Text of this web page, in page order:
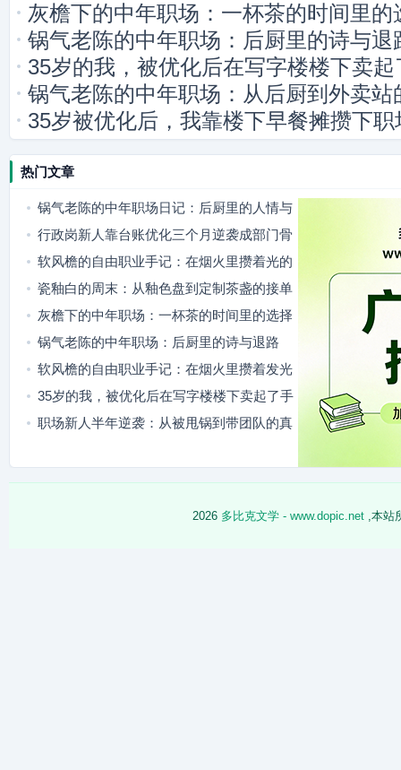
灰檐下的中年职场：一杯茶的时间里的
锅气老陈的中年职场：后厨里的诗与退
35岁的我，被优化后在写字楼楼下卖
锅气老陈的中年职场：从后厨到外卖站
35岁被优化后，我靠楼下早餐摊攒下职
热门文章
锅气老陈的中年职场日记：后厨里的人情与
选择
行政岗新人靠台账优化三个月逆袭成部门骨
干
软风檐的自由职业手记：在烟火里攒着光的
斜杠日常
瓷釉白的周末：从釉色盘到定制茶盏的接单
日常
灰檐下的中年职场：一杯茶的时间里的选择
锅气老陈的中年职场：后厨里的诗与退路
软风檐的自由职业手记：在烟火里攒着发光
的小日子
35岁的我，被优化后在写字楼楼下卖起了手
工酱菜
职场新人半年逆袭：从被甩锅到带团队的真
2026 多比克文学 - www.dopic.net ,本站